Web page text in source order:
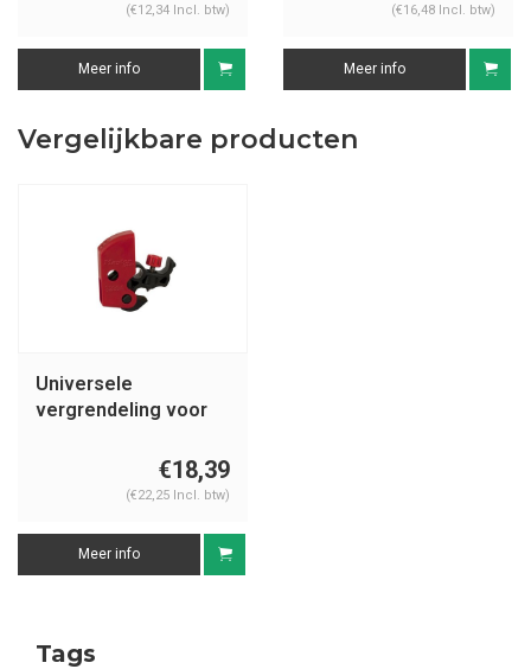
(€12,34 Incl. btw)
Meer info
(€16,48 Incl. btw)
Meer info
Vergelijkbare producten
Universele
vergrendeling voor
€18,39
(€22,25 Incl. btw)
Meer info
Tags